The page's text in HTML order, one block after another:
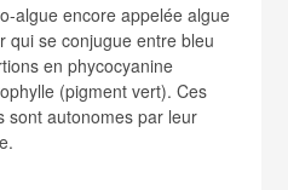
algue encore appelée algue
qui se conjugue entre bleu
en phycocyanine
(pigment vert). Ces
sont autonomes par leur